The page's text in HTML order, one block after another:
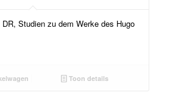
Studien zu dem Werke des Hugo
Toon details